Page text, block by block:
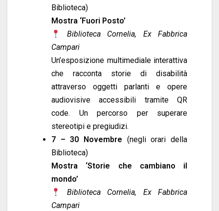
Biblioteca)
Mostra ‘Fuori Posto’
Biblioteca Cornelia, Ex Fabbrica
Campari
Un’esposizione multimediale interattiva
che racconta storie di disabilità
attraverso oggetti parlanti e opere
audiovisive accessibili tramite QR
code. Un percorso per superare
stereotipi e pregiudizi.
7 – 30 Novembre (negli orari della
Biblioteca)
Mostra ‘Storie che cambiano il
mondo’
Biblioteca Cornelia, Ex Fabbrica
Campari